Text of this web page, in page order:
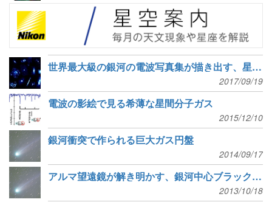
世界最大級の銀河の電波写真集が描き出す、星の誕生過程
2017/09/19
電波の影絵で見る希薄な星間分子ガス
2015/12/10
銀河衝突で作られる巨大ガス円盤
2014/09/17
アルマ望遠鏡が解き明かす、銀河中心ブラックホールの活動
2013/10/18